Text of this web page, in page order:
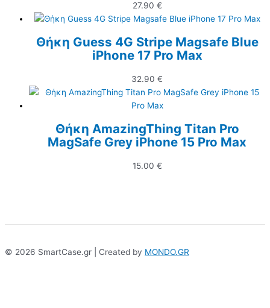
27.90 €
Θήκη Guess 4G Stripe Magsafe Blue
iPhone 17 Pro Max
32.90 €
Θήκη AmazingThing Titan Pro
MagSafe Grey iPhone 15 Pro Max
15.00 €
© 2026 SmartCase.gr | Created by MONDO.GR